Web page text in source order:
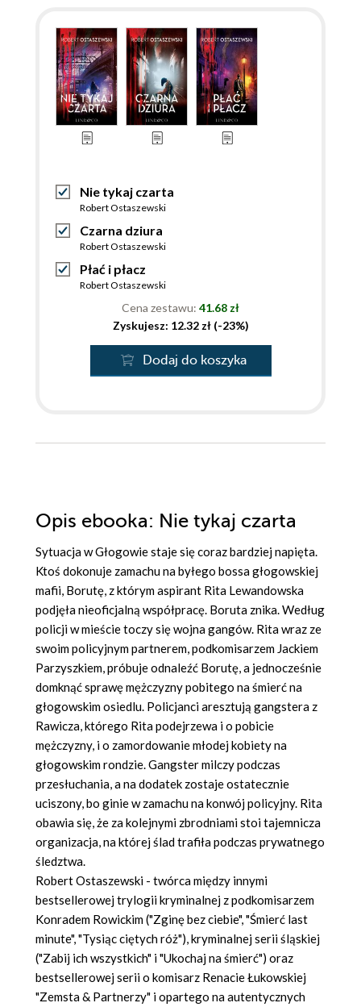
Nie tykaj czarta
Robert Ostaszewski
Czarna dziura
Robert Ostaszewski
Płać i płacz
Robert Ostaszewski
Cena zestawu: 41.68 zł
Zyskujesz: 12.32 zł (-23%)
Dodaj do koszyka
Opis ebooka: Nie tykaj czarta
Sytuacja w Głogowie staje się coraz bardziej napięta.
Ktoś dokonuje zamachu na byłego bossa głogowskiej
mafii, Borutę, z którym aspirant Rita Lewandowska
podjęła nieoficjalną współpracę. Boruta znika. Według
policji w mieście toczy się wojna gangów. Rita wraz ze
swoim policyjnym partnerem, podkomisarzem Jackiem
Parzyszkiem, próbuje odnaleźć Borutę, a jednocześnie
domknąć sprawę mężczyzny pobitego na śmierć na
głogowskim osiedlu. Policjanci aresztują gangstera z
Rawicza, którego Rita podejrzewa i o pobicie
mężczyzny, i o zamordowanie młodej kobiety na
głogowskim rondzie. Gangster milczy podczas
przesłuchania, a na dodatek zostaje ostatecznie
uciszony, bo ginie w zamachu na konwój policyjny. Rita
obawia się, że za kolejnymi zbrodniami stoi tajemnicza
organizacja, na której ślad trafiła podczas prywatnego
śledztwa.
Robert Ostaszewski - twórca między innymi
bestsellerowej trylogii kryminalnej z podkomisarzem
Konradem Rowickim ("Zginę bez ciebie", "Śmierć last
minute", "Tysiąc ciętych róż"), kryminalnej serii śląskiej
("Zabij ich wszystkich" i "Ukochaj na śmierć") oraz
bestsellerowej serii o komisarz Renacie Łukowskiej
"Zemsta & Partnerzy" i opartego na autentycznych